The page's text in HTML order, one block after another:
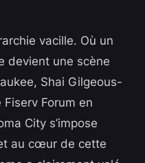
vacille. Où un
devient une scène
Shai Gilgeous-
Forum en
City s’impose
au cœur de cette